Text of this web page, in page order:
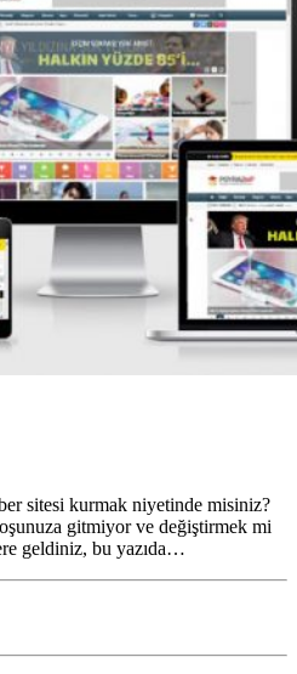
sitesi kurmak niyetinde misiniz?
gitmiyor ve değiştirmek mi
geldiniz, bu yazıda…